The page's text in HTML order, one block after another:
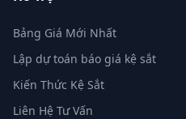
Bảng Giá Mới Nhất
Lập dự toán báo giá kệ sắt
Kiến Thức Kệ Sắt
Liên Hệ Tư Vấn